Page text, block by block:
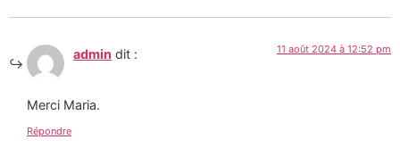
admin dit : 11 août 2024 à 12:52 pm
Merci Maria.
Répondre